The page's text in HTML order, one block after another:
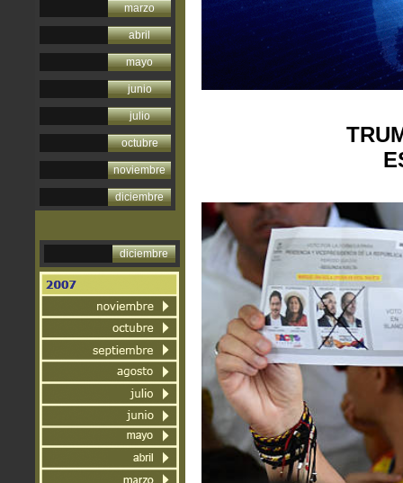
marzo
abril
mayo
junio
julio
octubre
noviembre
diciembre
diciembre